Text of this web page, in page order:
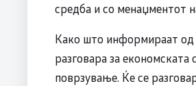
средба и со менаџментот
Како што информираат од
разговара за економската
поврзување. Ќе се